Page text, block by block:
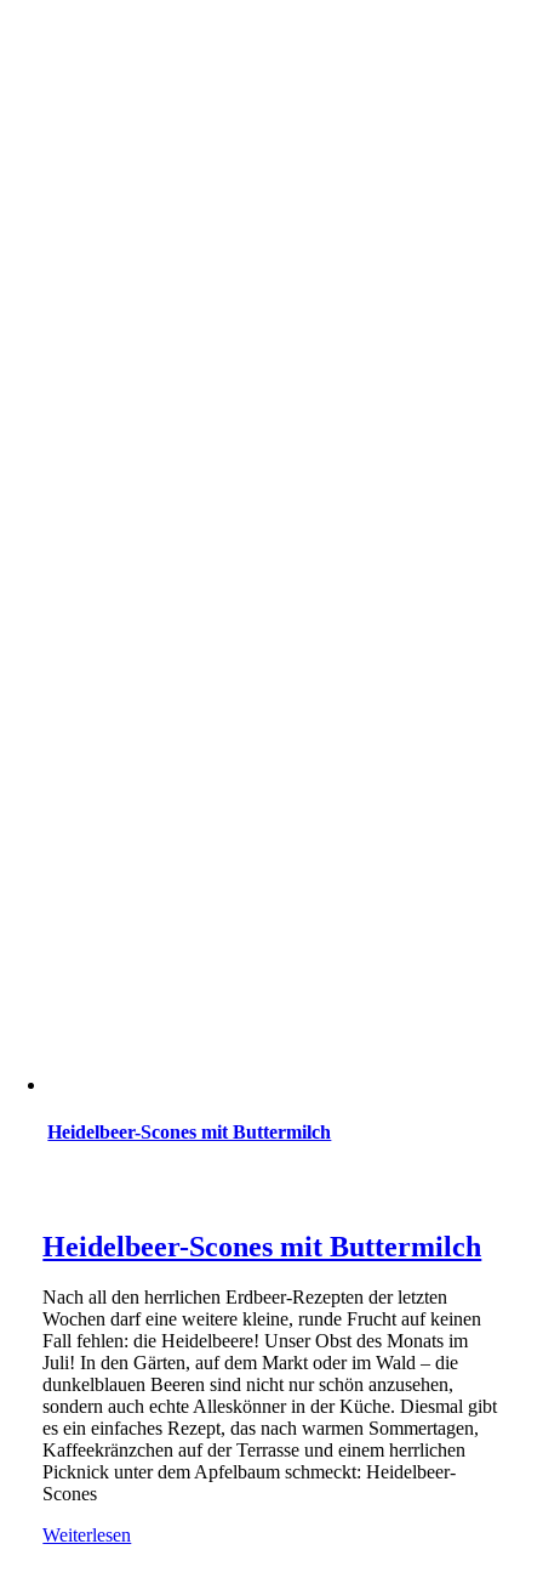
Heidelbeer-Scones mit Buttermilch
Heidelbeer-Scones mit Buttermilch
Nach all den herrlichen Erdbeer-Rezepten der letzten
Wochen darf eine weitere kleine, runde Frucht auf keinen
Fall fehlen: die Heidelbeere! Unser Obst des Monats im
Juli! In den Gärten, auf dem Markt oder im Wald – die
dunkelblauen Beeren sind nicht nur schön anzusehen,
sondern auch echte Alleskönner in der Küche. Diesmal gibt
es ein einfaches Rezept, das nach warmen Sommertagen,
Kaffeekränzchen auf der Terrasse und einem herrlichen
Picknick unter dem Apfelbaum schmeckt: Heidelbeer-
Scones
Weiterlesen